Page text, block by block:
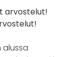
arvostelut!
alussa